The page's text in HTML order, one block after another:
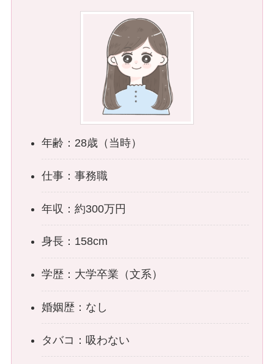
年齢：28歳（当時）
仕事：事務職
年収：約300万円
身長：158cm
学歴：大学卒業（文系）
婚姻歴：なし
タバコ：吸わない